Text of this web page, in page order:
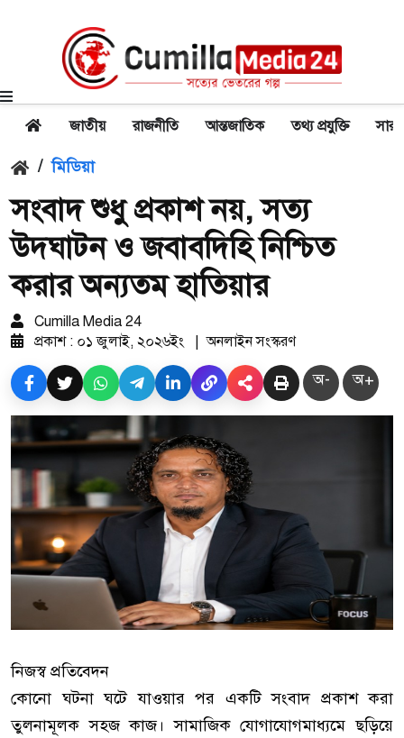
জাতীয় রাজনীতি আন্তজাতিক তথ্য প্রযুক্তি
/ মিডিয়া
সংবাদ শুধু প্রকাশ নয়, সত্য
উদ্ঘাটন ও জবাবদিহি নিশ্চিত
করার অন্যতম হাতিয়ার
Cumilla Media 24
প্রকাশ : ০১ জুলাই, ২০২৬ইং
| অনলাইন সংস্করণ
অ- অ+
নিজস্ব প্রতিবেদন
কোনো ঘটনা ঘটে যাওয়ার পর একটি সংবাদ প্রকাশ করা
তুলনামূলক সহজ কাজ। সামাজিক যোগাযোগমাধ্যমে ছড়িয়ে